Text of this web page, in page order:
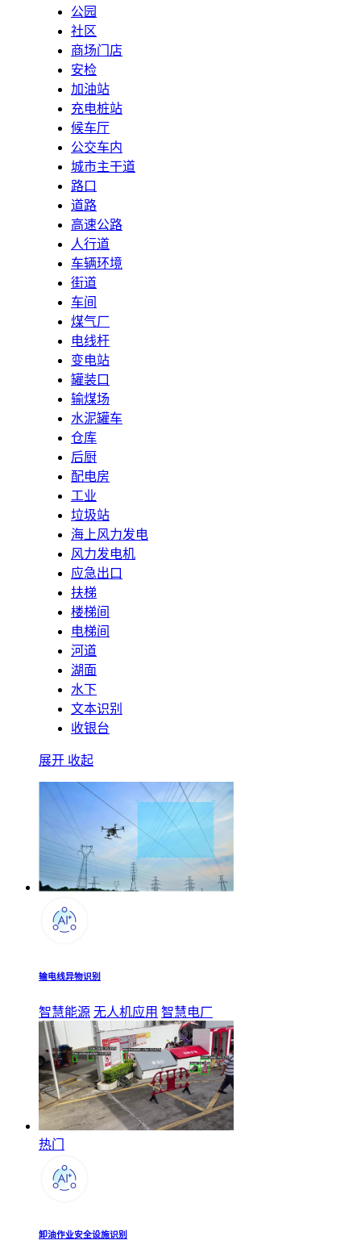
公园
社区
商场门店
安检
加油站
充电桩站
候车厅
公交车内
城市主干道
路口
道路
高速公路
人行道
车辆环境
街道
车间
煤气厂
电线杆
变电站
罐装口
输煤场
水泥罐车
仓库
后厨
配电房
工业
垃圾站
海上风力发电
风力发电机
应急出口
扶梯
楼梯间
电梯间
河道
湖面
水下
文本识别
收银台
展开 收起
输电线异物识别
智慧能源 无人机应用 智慧电厂
热门
卸油作业安全设施识别